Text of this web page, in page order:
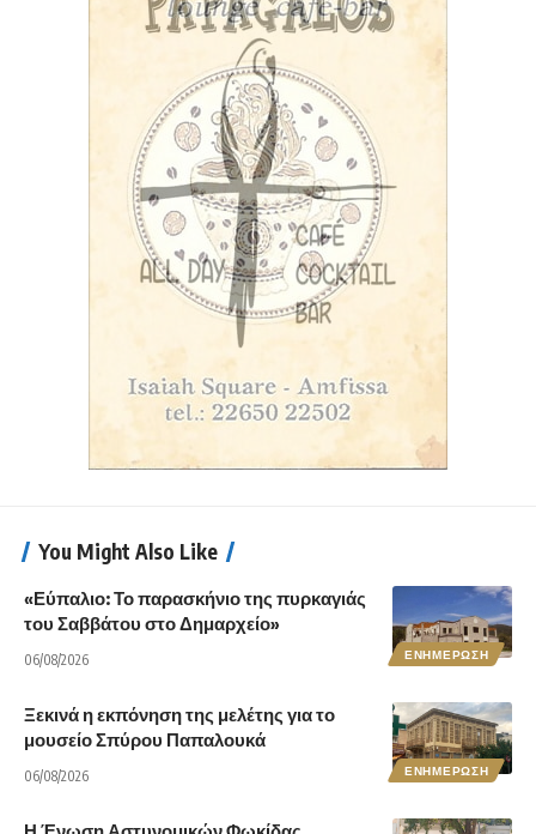
You Might Also Like
ΕΝΗΜΕΡΩΣΗ
«Εύπαλιο: Το παρασκήνιο της πυρκαγιάς
του Σαββάτου στο Δημαρχείο»
06/08/2026
ΕΝΗΜΕΡΩΣΗ
Ξεκινά η εκπόνηση της μελέτης για το
μουσείο Σπύρου Παπαλουκά
06/08/2026